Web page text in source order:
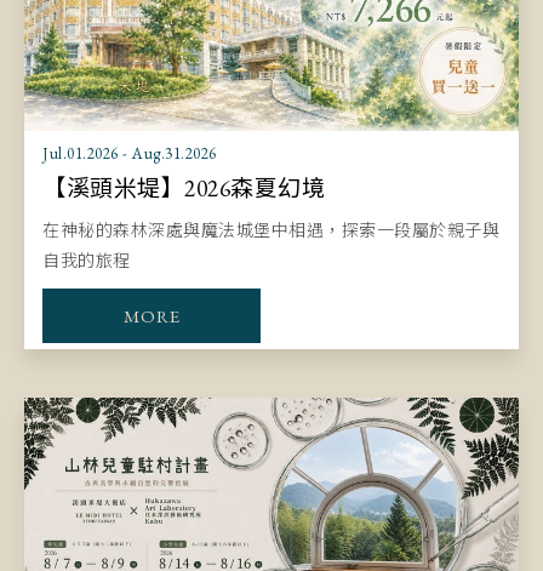
Jul.01.2026 - Aug.31.2026
【溪頭米堤】2026森夏幻境
在神秘的森林深處與魔法城堡中相遇，探索一段屬於親子與
自我的旅程
MORE